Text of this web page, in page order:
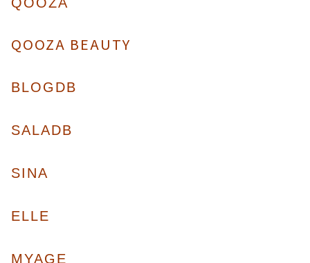
QOOZA BEAUTY
BLOGDB
SALADB
SINA
ELLE
MYAGE